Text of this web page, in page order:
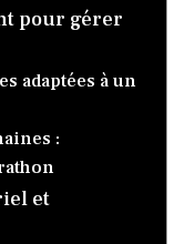
pour gérer
adaptées à un
:
et